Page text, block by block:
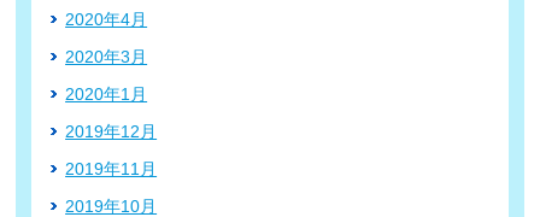
2020年4月
2020年3月
2020年1月
2019年12月
2019年11月
2019年10月